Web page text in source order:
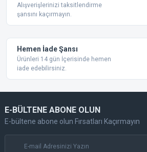
Alışverişlerinizi taksitlendirme
şansını kaçırmayın.
Hemen İade Şansı
Ürünleri 14 gün İçerisinde hemen
iade edebilirsiniz.
E-BÜLTENE ABONE OLUN
E-bültene abone olun Fırsatları Kaçırmayın